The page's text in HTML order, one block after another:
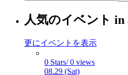
人気のイベント in
更にイベントを表示
0 Stars/ 0 views
08.29 (Sat)